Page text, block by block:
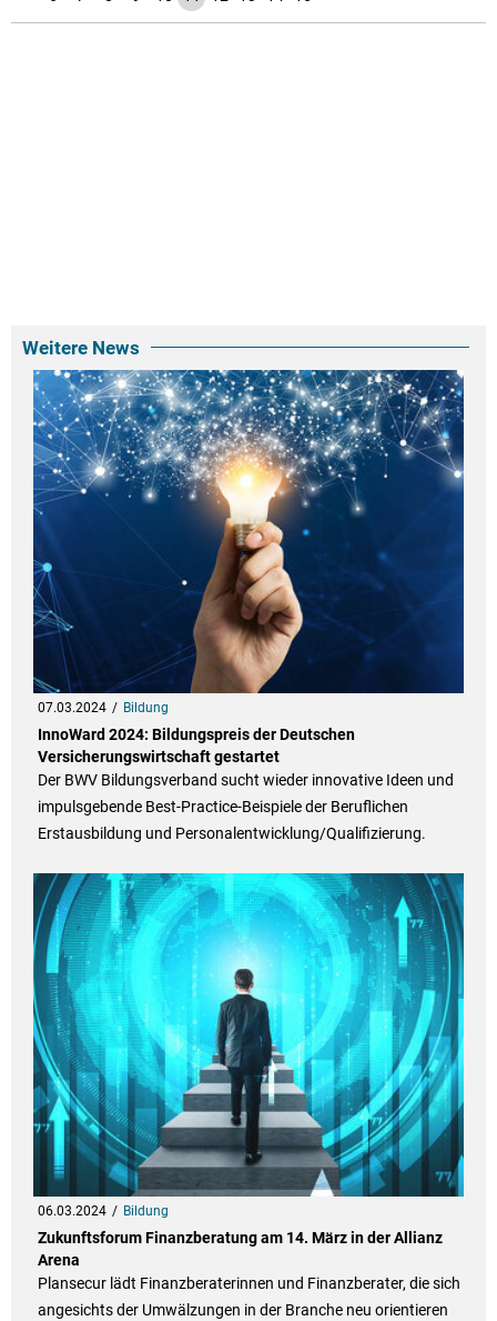
Weitere News
07.03.2024 Bildung
InnoWard 2024: Bildungspreis der Deutschen
Versicherungswirtschaft gestartet
Der BWV Bildungsverband sucht wieder innovative Ideen und
impulsgebende Best-Practice-Beispiele der Beruflichen
Erstausbildung und Personalentwicklung/Qualifizierung.
06.03.2024 Bildung
Zukunftsforum Finanzberatung am 14. März in der Allianz
Arena
Plansecur lädt Finanzberaterinnen und Finanzberater, die sich
angesichts der Umwälzungen in der Branche neu orientieren